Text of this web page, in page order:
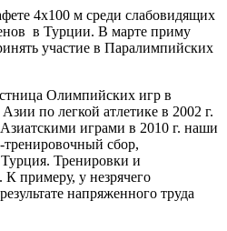
4х100 м среди слабовидящих
в Турции. В марте приму
участие в Паралимпийских
Олимпийских игр в
по легкой атлетике в 2002 г.
играми в 2010 г. наши
сбор,
Тренировки и
примеру, у незрячего
напряженного труда